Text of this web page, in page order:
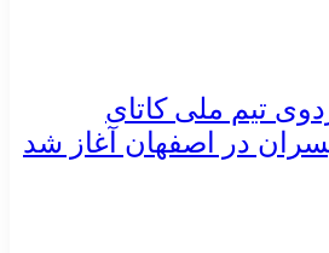
تیم ملی کاتای
در اصفهان آغاز شد